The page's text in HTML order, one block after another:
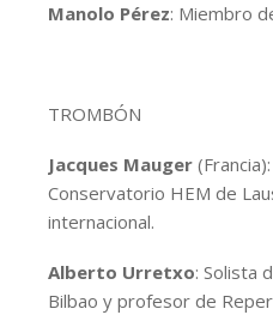
Manolo Pérez: Miembro
TROMBÓN
Jacques Mauger
Conservatorio HEM de
internacional.
Alberto Urretxo: Solista
Bilbao y profesor de